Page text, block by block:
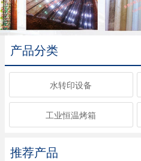
产品分类
水转印设备
工业恒温烤箱
推荐产品